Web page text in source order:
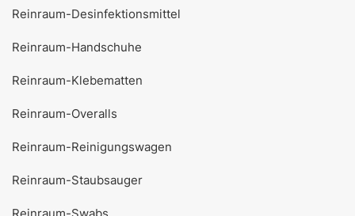
Reinraum-Desinfektionsmittel
Reinraum-Handschuhe
Reinraum-Klebematten
Reinraum-Overalls
Reinraum-Reinigungswagen
Reinraum-Staubsauger